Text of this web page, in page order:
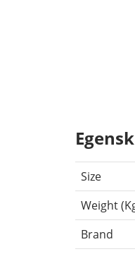
Size
Weight
Brand